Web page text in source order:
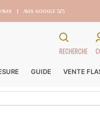
| AVIS GOOGLE 5/5
RECHERCHE
GUIDE VENTE